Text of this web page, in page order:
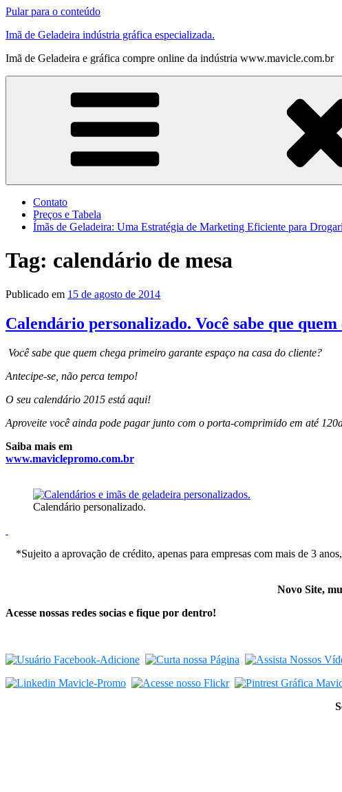
Pular para o conteúdo
Imã de Geladeira indústria gráfica especializada.
Imã de Geladeira e gráfica compre online da indústria www.mavicle.com.br
Contato
Preços e Tabela
Ímãs de Geladeira: Uma Estratégia de Marketing Eficiente para
Tag: calendário de mesa
Publicado em 15 de agosto de 2014
Calendário personalizado. Você sabe que
Você sabe que quem chega primeiro garante espaço na casa do cliente?
Antecipe-se, não perca tempo!
O seu calendário 2015 está aqui!
Aproveite você ainda pode pagar junto com o porta-comprimido em até
Saiba mais em
www.maviclepromo.com.br
Calendário personalizado.
*Sujeito a aprovação de crédito, apenas para empresas com mais de 3
Novo Site,
Acesse nossas redes socias e fique por dentro!